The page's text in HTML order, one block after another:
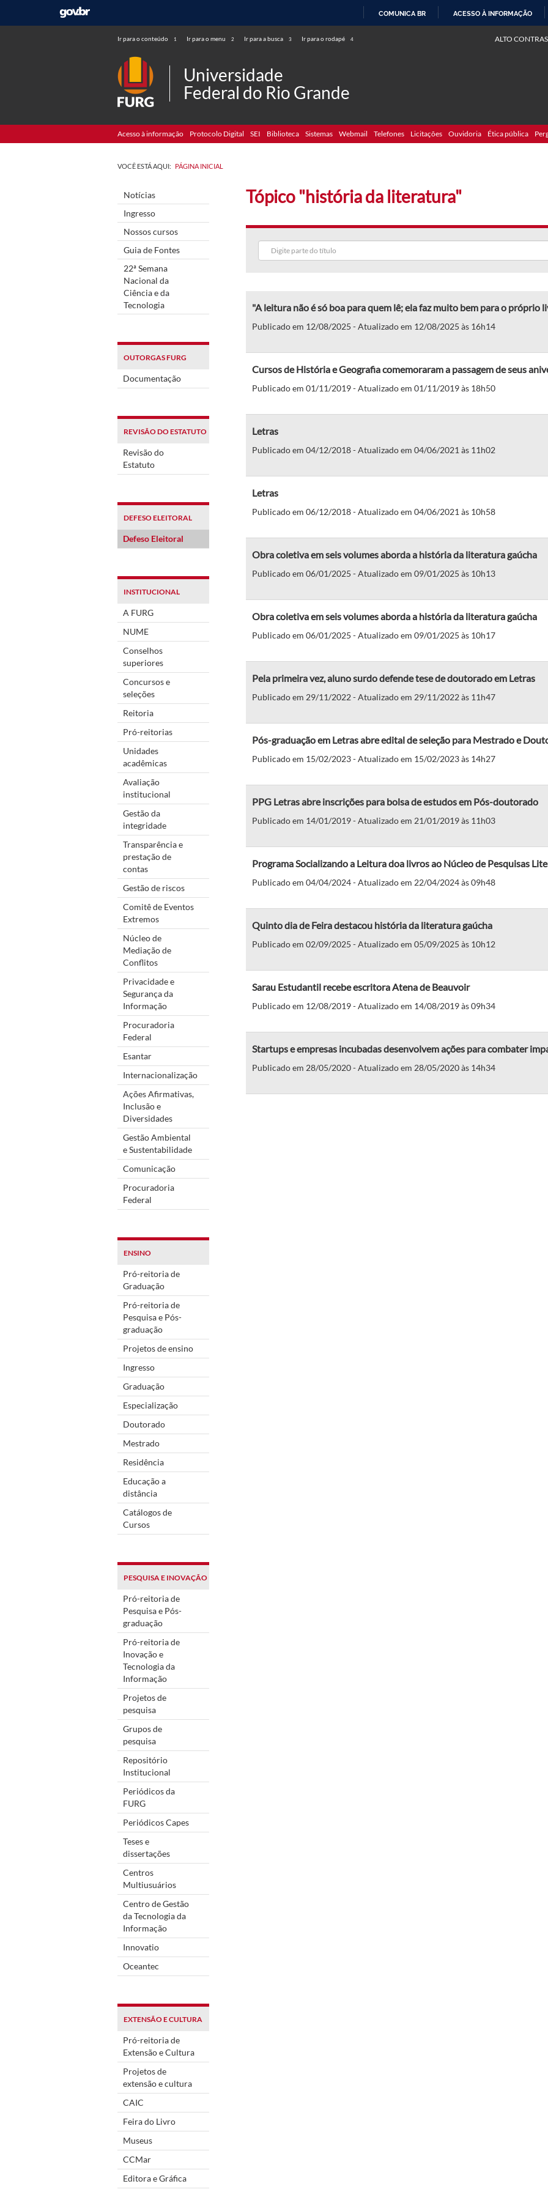
COMUNICA BR ACESSO À INFORMAÇÃO
Ir para o conteúdo 1 Ir para o menu 2 Ir para a busca 3 Ir para o rodapé 4 ALTO
Universidade
Federal do Rio Grande
Acesso à informação Protocolo Digital SEI Biblioteca Sistemas Webmail Telefones Licitações Ouvidoria Ética pública
VOCÊ ESTÁ AQUI: PÁGINA INICIAL
Notícias
Ingresso
Nossos cursos
Guia de Fontes
22ª Semana
Nacional da
Ciência e da
Tecnologia
OUTORGAS FURG
Documentação
REVISÃO DO ESTATUTO
Revisão do
Estatuto
DEFESO ELEITORAL
Defeso Eleitoral
INSTITUCIONAL
A FURG
NUME
Conselhos
superiores
Concursos e
seleções
Reitoria
Pró-reitorias
Unidades
acadêmicas
Avaliação
institucional
Gestão da
integridade
Transparência e
prestação de
contas
Gestão de riscos
Comitê de Eventos
Extremos
Núcleo de
Mediação de
Conflitos
Privacidade e
Segurança da
Informação
Procuradoria
Federal
Esantar
Internacionalização
Ações Afirmativas,
Inclusão e
Diversidades
Gestão Ambiental
e Sustentabilidade
Comunicação
Procuradoria
Federal
ENSINO
Pró-reitoria de
Graduação
Pró-reitoria de
Pesquisa e Pós-
graduação
Projetos de ensino
Ingresso
Graduação
Especialização
Doutorado
Mestrado
Residência
Educação a
distância
Catálogos de
Cursos
PESQUISA E INOVAÇÃO
Pró-reitoria de
Pesquisa e Pós-
graduação
Pró-reitoria de
Inovação e
Tecnologia da
Informação
Projetos de
pesquisa
Grupos de
pesquisa
Repositório
Institucional
Periódicos da
FURG
Periódicos Capes
Teses e
dissertações
Centros
Multiusuários
Centro de Gestão
da Tecnologia da
Informação
Innovatio
Oceantec
EXTENSÃO E CULTURA
Pró-reitoria de
Extensão e Cultura
Projetos de
extensão e cultura
CAIC
Feira do Livro
Museus
CCMar
Editora e Gráfica
Tópico "história da literatura"
"A leitura não é só boa para quem lê; ela faz muito bem para o próprio
Publicado em 12/08/2025 - Atualizado em 12/08/2025 às 16h14
Cursos de História e Geografia comemoraram a passagem de seus
Publicado em 01/11/2019 - Atualizado em 01/11/2019 às 18h50
Letras
Publicado em 04/12/2018 - Atualizado em 04/06/2021 às 11h02
Letras
Publicado em 06/12/2018 - Atualizado em 04/06/2021 às 10h58
Obra coletiva em seis volumes aborda a história da literatura gaúcha
Publicado em 06/01/2025 - Atualizado em 09/01/2025 às 10h13
Obra coletiva em seis volumes aborda a história da literatura gaúcha
Publicado em 06/01/2025 - Atualizado em 09/01/2025 às 10h17
Pela primeira vez, aluno surdo defende tese de doutorado em Letras
Publicado em 29/11/2022 - Atualizado em 29/11/2022 às 11h47
Pós-graduação em Letras abre edital de seleção para Mestrado e
Publicado em 15/02/2023 - Atualizado em 15/02/2023 às 14h27
PPG Letras abre inscrições para bolsa de estudos em Pós-doutorado
Publicado em 14/01/2019 - Atualizado em 21/01/2019 às 11h03
Programa Socializando a Leitura doa livros ao Núcleo de Pesquisas
Publicado em 04/04/2024 - Atualizado em 22/04/2024 às 09h48
Quinto dia de Feira destacou história da literatura gaúcha
Publicado em 02/09/2025 - Atualizado em 05/09/2025 às 10h12
Sarau Estudantil recebe escritora Atena de Beauvoir
Publicado em 12/08/2019 - Atualizado em 14/08/2019 às 09h34
Startups e empresas incubadas desenvolvem ações para combater
Publicado em 28/05/2020 - Atualizado em 28/05/2020 às 14h34